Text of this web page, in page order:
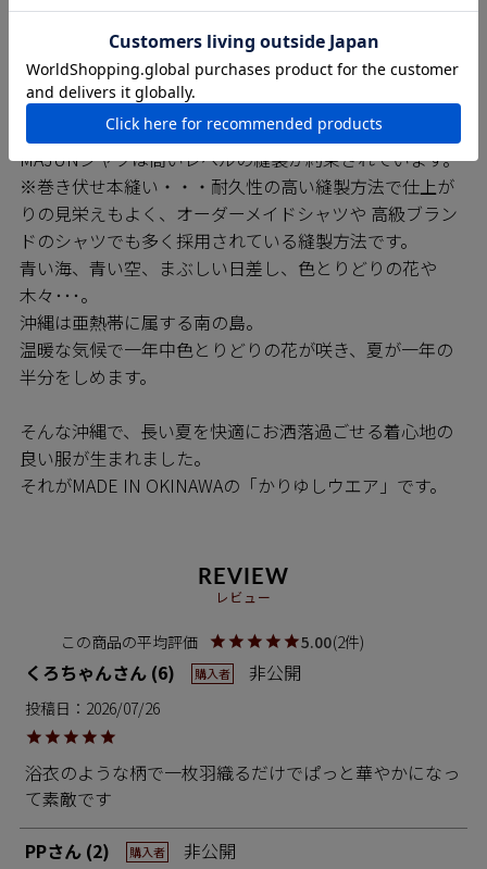
SEWING 縫製のこだわり
MAJUNシャツは日進商会の子会社で基幹工場であるニチ
ハン繊維の熟練の技をもつ職人たちによって一枚一枚丁
寧に縫われています。弊社の縫製工場では沖縄県内でい
ち早く「※巻き伏せ縫い」の技術を確立しており、
MAJUNシャツは高いレベルの縫製が約束されています。
※巻き伏せ本縫い・・・耐久性の高い縫製方法で仕上が
りの見栄えもよく、オーダーメイドシャツや 高級ブラン
ドのシャツでも多く採用されている縫製方法です。
青い海、青い空、まぶしい日差し、色とりどりの花や
木々･･･。
沖縄は亜熱帯に属する南の島。
温暖な気候で一年中色とりどりの花が咲き、夏が一年の
半分をしめます。
そんな沖縄で、長い夏を快適にお洒落過ごせる着心地の
良い服が生まれました。
それがMADE IN OKINAWAの「かりゆしウエア」です。
REVIEW
レビュー
5.00 2
くろちゃん 6 購入者 非公開
投稿日 2026/07/26
浴衣のような柄で一枚羽織るだけでぱっと華やかになっ
て素敵です
PP 2 購入者 非公開